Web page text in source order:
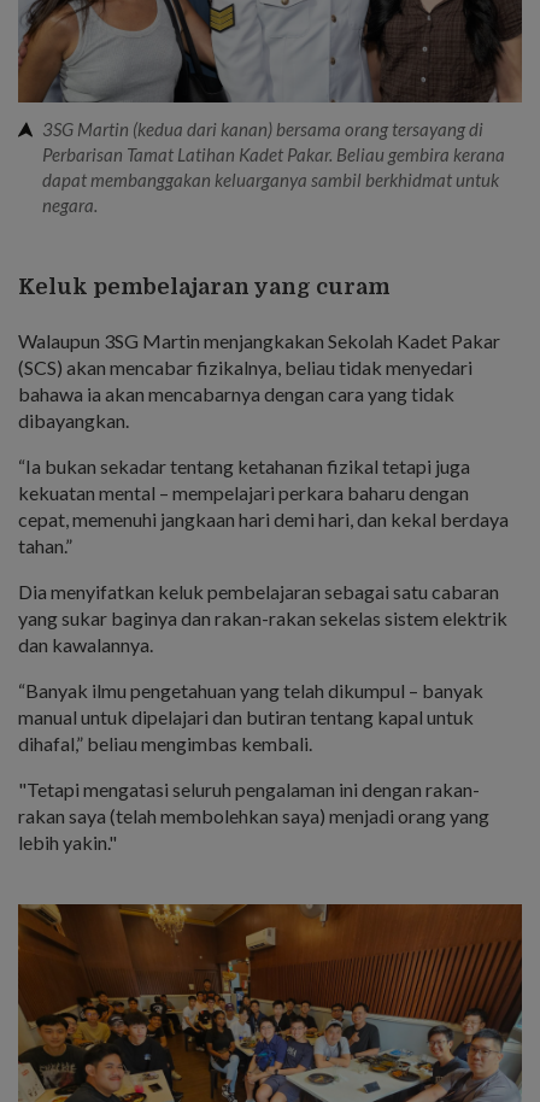
3SG Martin (kedua dari kanan) bersama orang tersayang di
Perbarisan Tamat Latihan Kadet Pakar. Beliau gembira kerana
dapat membanggakan keluarganya sambil berkhidmat untuk
negara.
Keluk pembelajaran yang curam
Walaupun 3SG Martin menjangkakan Sekolah Kadet Pakar
(SCS) akan mencabar fizikalnya, beliau tidak menyedari
bahawa ia akan mencabarnya dengan cara yang tidak
dibayangkan.
“Ia bukan sekadar tentang ketahanan fizikal tetapi juga
kekuatan mental – mempelajari perkara baharu dengan
cepat, memenuhi jangkaan hari demi hari, dan kekal berdaya
tahan.”
Dia menyifatkan keluk pembelajaran sebagai satu cabaran
yang sukar baginya dan rakan-rakan sekelas sistem elektrik
dan kawalannya.
“Banyak ilmu pengetahuan yang telah dikumpul – banyak
manual untuk dipelajari dan butiran tentang kapal untuk
dihafal,” beliau mengimbas kembali.
"Tetapi mengatasi seluruh pengalaman ini dengan rakan-
rakan saya (telah membolehkan saya) menjadi orang yang
lebih yakin."